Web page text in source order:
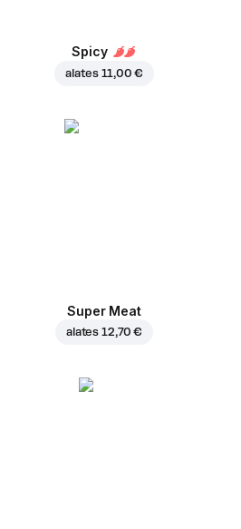
Spicy
alates 11,00 €
Super Meat
alates 12,70 €